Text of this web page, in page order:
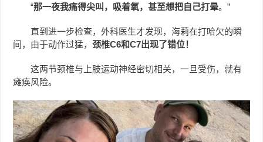
“那一夜我痛得尖叫，吸着氧，甚至想把自己打晕。”
直到进一步检查，外科医生才发现，海莉在打哈欠的瞬
间，由于动作过猛，颈椎C6和C7出现了错位！
这两节颈椎与上肢运动神经密切相关，一旦受伤，就有
瘫痪风险。